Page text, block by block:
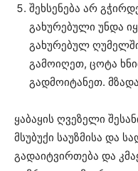
შეხსენება არ
გახურებული უნდა
გახურებულ
გამოიღეთ, ცოტა
გადმოიტანეთ.
ყაბაყის ღვეზელი
მსუბუქი საუზმისა და
გადაიტვირთება და